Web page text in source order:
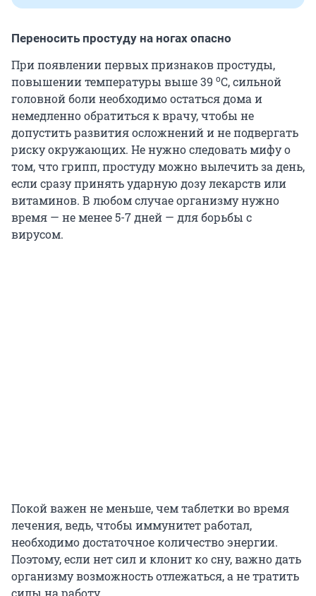
Переносить простуду на ногах опасно
При появлении первых признаков простуды,
повышении температуры выше 39 оC, сильной
головной боли необходимо остаться дома и
немедленно обратиться к врачу, чтобы не
допустить развития осложнений и не подвергать
риску окружающих. Не нужно следовать мифу о
том, что грипп, простуду можно вылечить за день,
если сразу принять ударную дозу лекарств или
витаминов. В любом случае организму нужно
время — не менее 5-7 дней — для борьбы с
вирусом.
Покой важен не меньше, чем таблетки во время
лечения, ведь, чтобы иммунитет работал,
необходимо достаточное количество энергии.
Поэтому, если нет сил и клонит ко сну, важно дать
организму возможность отлежаться, а не тратить
силы на работу.